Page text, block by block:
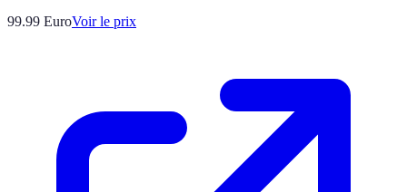
99.99 EuroVoir le prix